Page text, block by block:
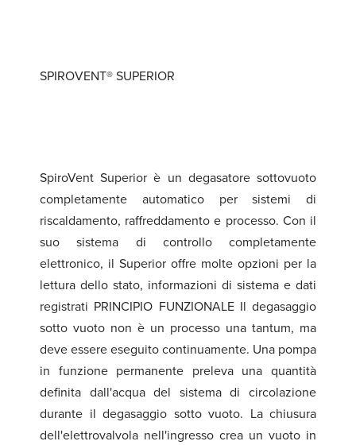
SPIROVENT® SUPERIOR
SpiroVent Superior è un degasatore sottovuoto
completamente automatico per sistemi di
riscaldamento, raffreddamento e processo. Con il
suo sistema di controllo completamente
elettronico, il Superior offre molte opzioni per la
lettura dello stato, informazioni di sistema e dati
registrati PRINCIPIO FUNZIONALE Il degasaggio
sotto vuoto non è un processo una tantum, ma
deve essere eseguito continuamente. Una pompa
in funzione permanente preleva una quantità
definita dall'acqua del sistema di circolazione
durante il degasaggio sotto vuoto. La chiusura
dell'elettrovalvola nell'ingresso crea un vuoto in